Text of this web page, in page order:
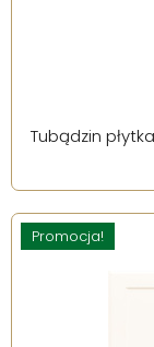
Tubądzin
Promocja!